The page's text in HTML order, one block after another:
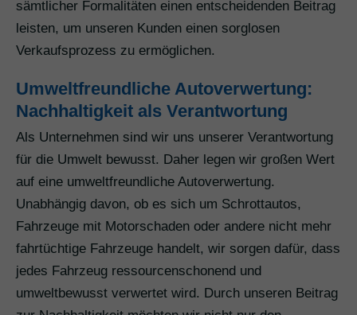
sämtlicher Formalitäten einen entscheidenden Beitrag
leisten, um unseren Kunden einen sorglosen
Verkaufsprozess zu ermöglichen.
Umweltfreundliche Autoverwertung:
Nachhaltigkeit als Verantwortung
Als Unternehmen sind wir uns unserer Verantwortung
für die Umwelt bewusst. Daher legen wir großen Wert
auf eine umweltfreundliche Autoverwertung.
Unabhängig davon, ob es sich um Schrottautos,
Fahrzeuge mit Motorschaden oder andere nicht mehr
fahrtüchtige Fahrzeuge handelt, wir sorgen dafür, dass
jedes Fahrzeug ressourcenschonend und
umweltbewusst verwertet wird. Durch unseren Beitrag